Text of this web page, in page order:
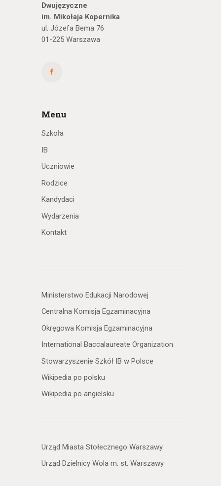
Dwujęzyczne
im. Mikołaja Kopernika
ul. Józefa Bema 76
01-225 Warszawa
Menu
Szkoła
IB
Uczniowie
Rodzice
Kandydaci
Wydarzenia
Kontakt
Ministerstwo Edukacji Narodowej
Centralna Komisja Egzaminacyjna
Okręgowa Komisja Egzaminacyjna
International Baccalaureate Organization
Stowarzyszenie Szkół IB w Polsce
Wikipedia po polsku
Wikipedia po angielsku
Urząd Miasta Stołecznego Warszawy
Urząd Dzielnicy Wola m. st. Warszawy